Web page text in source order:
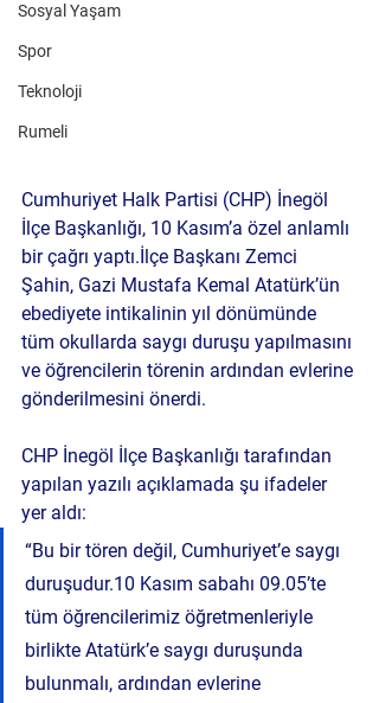
Sosyal Yaşam
Spor
Teknoloji
Rumeli
Cumhuriyet Halk Partisi (CHP) İnegöl
İlçe Başkanlığı, 10 Kasım’a özel anlamlı
bir çağrı yaptı.İlçe Başkanı Zemci
Şahin, Gazi Mustafa Kemal Atatürk’ün
ebediyete intikalinin yıl dönümünde
tüm okullarda saygı duruşu yapılmasını
ve öğrencilerin törenin ardından evlerine
gönderilmesini önerdi.
CHP İnegöl İlçe Başkanlığı tarafından
yapılan yazılı açıklamada şu ifadeler
yer aldı:
“Bu bir tören değil, Cumhuriyet’e saygı
duruşudur.10 Kasım sabahı 09.05’te
tüm öğrencilerimiz öğretmenleriyle
birlikte Atatürk’e saygı duruşunda
bulunmalı, ardından evlerine